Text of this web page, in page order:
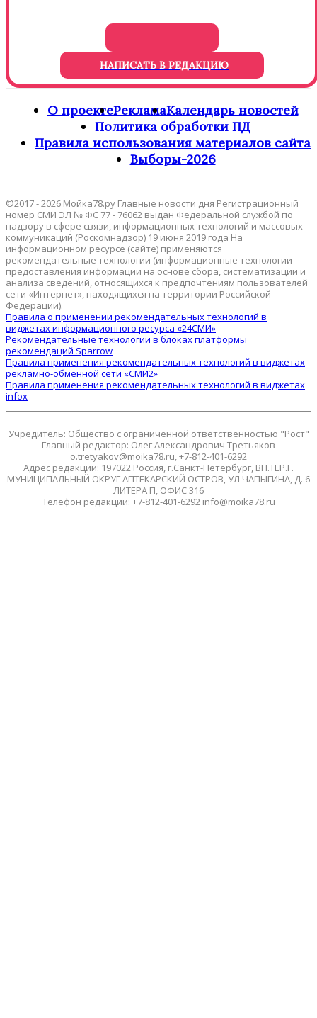
НАПИСАТЬ В РЕДАКЦИЮ
О проектеРекламаКалендарь новостей
Политика обработки ПД
Правила использования материалов сайта
Выборы-2026
©2017 - 2026 Мойка78.ру Главные новости дня Регистрационный
номер СМИ ЭЛ № ФС 77 - 76062 выдан Федеральной службой по
надзору в сфере связи, информационных технологий и массовых
коммуникаций (Роскомнадзор) 19 июня 2019 года На
информационном ресурсе (сайте) применяются
рекомендательные технологии (информационные технологии
предоставления информации на основе сбора, систематизации и
анализа сведений, относящихся к предпочтениям пользователей
сети «Интернет», находящихся на территории Российской
Федерации).
Правила о применении рекомендательных технологий в
виджетах информационного ресурса «24СМИ»
Рекомендательные технологии в блоках платформы
рекомендаций Sparrow
Правила применения рекомендательных технологий в виджетах
рекламно-обменной сети «СМИ2»
Правила применения рекомендательных технологий в виджетах
infox
Учредитель: Общество с ограниченной ответственностью "Рост"
Главный редактор: Олег Александрович Третьяков
o.tretyakov@moika78.ru, +7-812-401-6292
Адрес редакции: 197022 Россия, г.Санкт-Петербург, ВН.ТЕР.Г.
МУНИЦИПАЛЬНЫЙ ОКРУГ АПТЕКАРСКИЙ ОСТРОВ, УЛ ЧАПЫГИНА, Д. 6
ЛИТЕРА П, ОФИС 316
Телефон редакции: +7-812-401-6292 info@moika78.ru